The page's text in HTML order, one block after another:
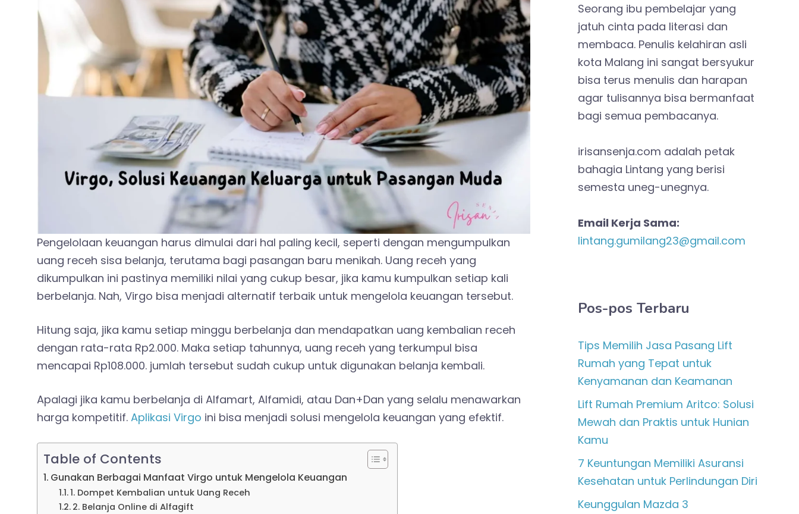
Pengelolaan keuangan harus dimulai dari hal paling kecil, seperti dengan mengumpulkan
uang receh sisa belanja, terutama bagi pasangan baru menikah. Uang receh yang
dikumpulkan ini pastinya memiliki nilai yang cukup besar, jika kamu kumpulkan setiap kali
berbelanja. Nah, Virgo bisa menjadi alternatif terbaik untuk mengelola keuangan tersebut.
Hitung saja, jika kamu setiap minggu berbelanja dan mendapatkan uang kembalian receh
dengan rata-rata Rp2.000. Maka setiap tahunnya, uang receh yang terkumpul bisa
mencapai Rp108.000. jumlah tersebut sudah cukup untuk digunakan belanja kembali.
Apalagi jika kamu berbelanja di Alfamart, Alfamidi, atau Dan+Dan yang selalu menawarkan
harga kompetitif. Aplikasi Virgo ini bisa menjadi solusi mengelola keuangan yang efektif.
Table of Contents
Gunakan Berbagai Manfaat Virgo untuk Mengelola Keuangan
1. Dompet Kembalian untuk Uang Receh
2. Belanja Online di Alfagift
Seorang ibu pembelajar yang
jatuh cinta pada literasi dan
membaca. Penulis kelahiran asli
kota Malang ini sangat bersyukur
bisa terus menulis dan harapan
agar tulisannya bisa bermanfaat
bagi semua pembacanya.
irisansenja.com adalah petak
bahagia Lintang yang berisi
semesta uneg-unegnya.
Email Kerja Sama:
lintang.gumilang23@gmail.com
Pos-pos Terbaru
Tips Memilih Jasa Pasang Lift
Rumah yang Tepat untuk
Kenyamanan dan Keamanan
Lift Rumah Premium Aritco: Solusi
Mewah dan Praktis untuk Hunian
Kamu
7 Keuntungan Memiliki Asuransi
Kesehatan untuk Perlindungan Diri
Keunggulan Mazda 3